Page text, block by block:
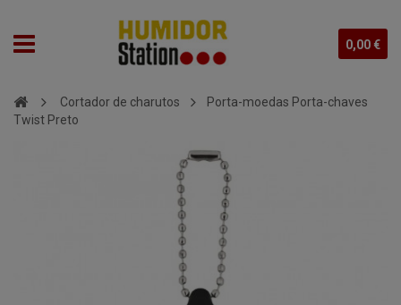
0,00 €
Cortador de charutos
Porta-moedas Porta-chaves
Twist Preto